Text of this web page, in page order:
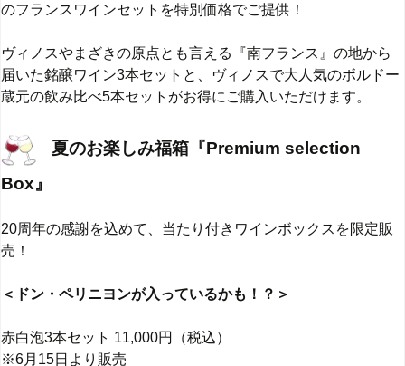
のフランスワインセットを特別価格でご提供！
ヴィノスやまざきの原点とも言える『南フランス』の地から
届いた銘醸ワイン3本セットと、ヴィノスで大人気のボルドー
蔵元の飲み比べ5本セットがお得にご購入いただけます。
夏のお楽しみ福箱『Premium selection
Box』
20周年の感謝を込めて、当たり付きワインボックスを限定販
売！
＜ドン・ペリニヨンが入っているかも！？＞
赤白泡3本セット 11,000円（税込）
※6月15日より販売